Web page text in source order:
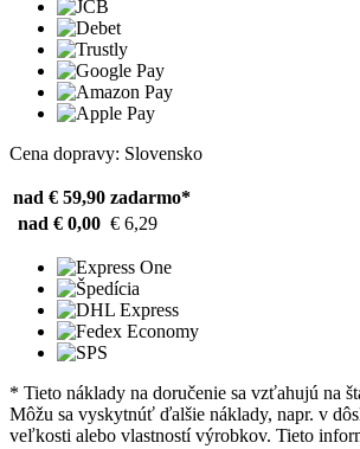
Cena dopravy: Slovensko
nad € 59,90 zadarmo*
nad € 0,00 € 6,29
* Tieto náklady na doručenie sa vzťahujú na
Môžu sa vyskytnúť ďalšie náklady, napr. v
veľkosti alebo vlastností výrobkov. Tieto